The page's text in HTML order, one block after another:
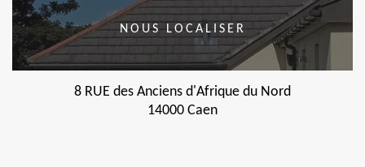
NOUS LOCALISER
8 RUE des Anciens d'Afrique du Nord
14000 Caen